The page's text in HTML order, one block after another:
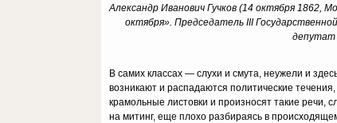
Александр Иванович Гучков (14 октября 1862,
октября». Председатель III
депутат
В самих классах — слухи и смута, неужели и
возникают и распадаются политические
крамольные листовки и произносят такие речи,
на митинг, еще плохо разбираясь в